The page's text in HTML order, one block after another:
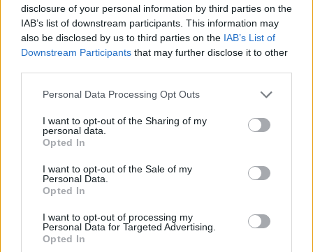
disclosure of your personal information by third parties on the
IAB’s list of downstream participants. This information may
also be disclosed by us to third parties on the IAB’s List of
Downstream Participants that may further disclose it to other
Personal Data Processing Opt Outs
I want to opt-out of the Sharing of my
personal data.
Opted In
I want to opt-out of the Sale of my
Personal Data.
Opted In
I want to opt-out of processing my
Personal Data for Targeted Advertising.
Opted In
Toon kaart